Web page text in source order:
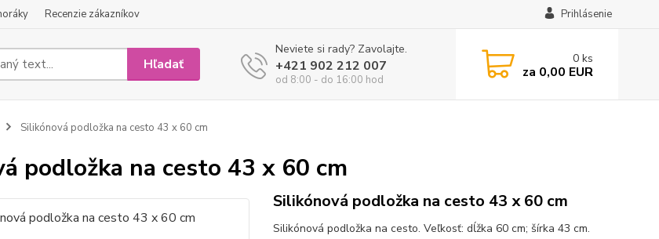
Recenzie zákazníkov Prihlásenie
Hľadať
Neviete si rady? Zavolajte.
+421 902 212 007
od 8:00 - do 16:00 hod
0 ks
za 0,00 EUR
Silikónová podložka na cesto 43 x 60 cm
podložka na cesto 43 x 60 cm
Silikónová podložka na cesto 43 x 60 cm
Silikónová podložka na cesto. Veľkosť: dĺžka 60 cm; šírka 43 cm.